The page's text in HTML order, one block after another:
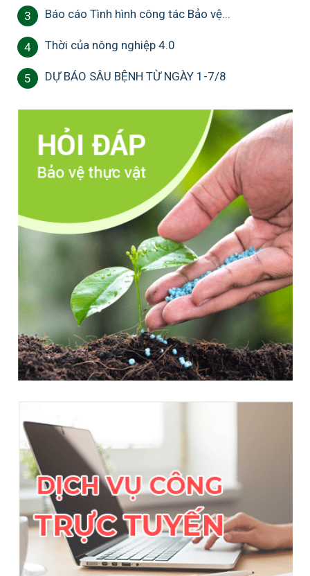
3 Báo cáo Tình hình công tác Bảo vệ...
4 Thời của nông nghiệp 4.0
5 DỰ BÁO SÂU BỆNH TỪ NGÀY 1-7/8